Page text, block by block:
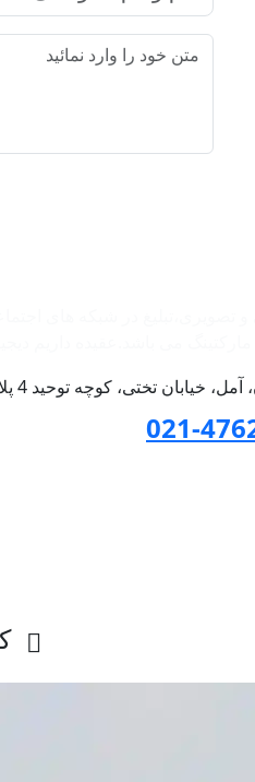
تختی، کوچه توحید 4 پلاک 36، طبقه اول